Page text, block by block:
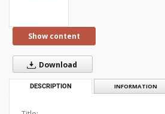
Show content
Download
DESCRIPTION INFORMATION